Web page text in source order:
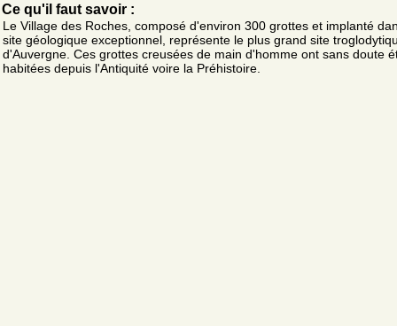
Ce qu'il faut savoir :
Le Village des Roches, composé d'environ 300 grottes et implanté
site géologique exceptionnel, représente le plus grand site
d'Auvergne. Ces grottes creusées de main d'homme ont sans doute
habitées depuis l'Antiquité voire la Préhistoire.